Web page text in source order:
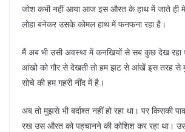
जोश कभी नहीं आया आज इस औरत के हाथ में जाते ही
लोहा बनेकर उसके कोमल हाथ में फनफना रहा है।
मैं अब भी उसी अवस्था में कनखियों से सब कुछ देख रहा
आंखो को गौर से देखती तो हम झट से आंखें इस तरह से
सोचे की हम गहरी नींद में है।
अब तो मुझसे भी बर्दाश्त नहीं हो रहा था। पर किसकी
रख उस औरत को पहचानने की कोशिश कर रहा था।